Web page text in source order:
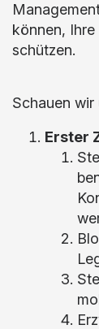
können,
schützen.
Schauen wir
Erster